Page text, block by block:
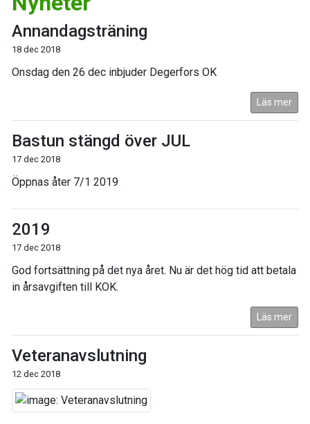
Annandagsträning
18 dec 2018
Onsdag den 26 dec inbjuder Degerfors OK
Läs mer
Bastun stängd över JUL
17 dec 2018
Öppnas åter 7/1 2019
2019
17 dec 2018
God fortsättning på det nya året. Nu är det hög tid att betala
in årsavgiften till KOK.
Läs mer
Veteranavslutning
12 dec 2018